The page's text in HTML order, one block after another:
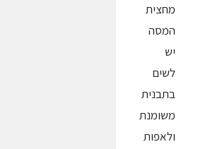
מחצית
המסה
יש
לשים
בתבנית
משומנת
ולאפות